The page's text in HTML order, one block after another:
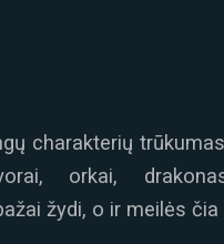
charakterių
orkai,
žydi, o ir meilės čia